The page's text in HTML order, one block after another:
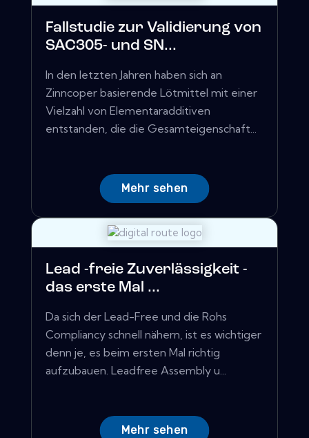
Fallstudie zur Validierung von
SAC305- und SN...
In den letzten Jahren haben sich an
Zinncoper basierende Lötmittel mit einer
Vielzahl von Elementaradditiven
entstanden, die die Gesamteigenschaft...
Mehr sehen
Lead -freie Zuverlässigkeit -
das erste Mal ...
Da sich der Lead-Free und die Rohs
Compliancy schnell nähern, ist es wichtiger
denn je, es beim ersten Mal richtig
aufzubauen. Leadfree Assembly u...
Mehr sehen